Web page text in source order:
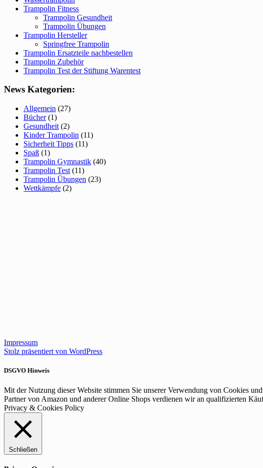
Trampolin Fitness
Trampolin Gesundheit
Trampolin Übungen
Trampolin Hersteller
Springfree Trampolin
Trampolin Ersatzteile nachbestellen
Trampolin Zubehör
Trampolin Test der Stiftung Warentest
News Kategorien:
Allgemein (27)
Bücher(1)
Gesundheit (2)
Kinder Trampolin (11)
Sicherheit Tipps (11)
Spaß (1)
Trampolin Gymnastik (40)
Trampolin Test (11)
Trampolin Übungen (23)
Wettkämpfe (2)
Impressum
Stolz präsentiert von WordPress
DSGVO Hinweis
Mit der Nutzung dieser Website stimmen Sie unserer Verwendung von Cookies
Partner von Amazon und anderer Online Shops verdienen wir an qualifizierten
Privacy & Cookies Policy
Schließen